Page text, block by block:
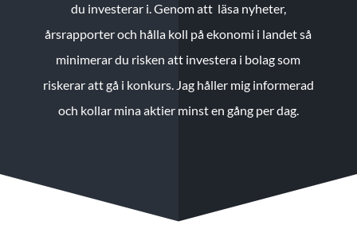
du investerar i. Genom att läsa nyheter,
årsrapporter och hålla koll på ekonomi i landet så
minimerar du risken att investera i bolag som
riskerar att gå i konkurs. Jag håller mig informerad
och kollar mina aktier minst en gång per dag.